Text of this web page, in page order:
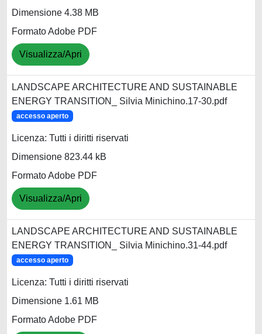
Dimensione 4.38 MB
Formato Adobe PDF
Visualizza/Apri
LANDSCAPE ARCHITECTURE AND SUSTAINABLE
ENERGY TRANSITION_ Silvia Minichino.17-30.pdf
accesso aperto
Licenza: Tutti i diritti riservati
Dimensione 823.44 kB
Formato Adobe PDF
Visualizza/Apri
LANDSCAPE ARCHITECTURE AND SUSTAINABLE
ENERGY TRANSITION_ Silvia Minichino.31-44.pdf
accesso aperto
Licenza: Tutti i diritti riservati
Dimensione 1.61 MB
Formato Adobe PDF